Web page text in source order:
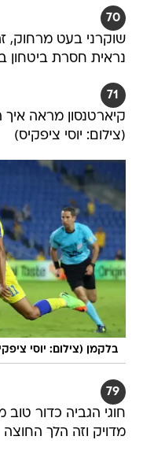
70
שוקרני בעט מרחוק,
נראית חסרת ביטחון
71
קיארטנסון מראה
(צילום: יוסי ציפקיס)
בלקמן (צילום: יוסי
79
מדויק וזה הלך החוצה